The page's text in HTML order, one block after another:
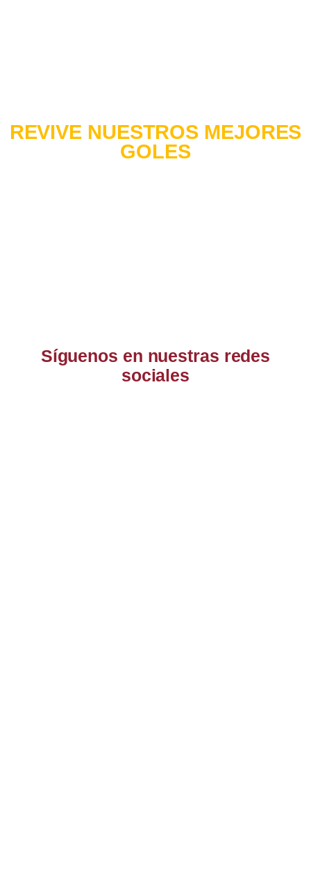
REVIVE NUESTROS MEJORES
GOLES
Síguenos en nuestras redes
sociales